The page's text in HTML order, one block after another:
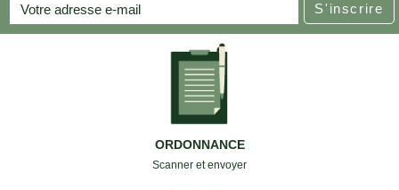
S'inscrire
ORDONNANCE
Scanner et envoyer